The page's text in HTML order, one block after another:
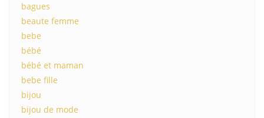
bagues
beaute femme
bebe
bébé
bébé et maman
bebe fille
bijou
bijou de mode